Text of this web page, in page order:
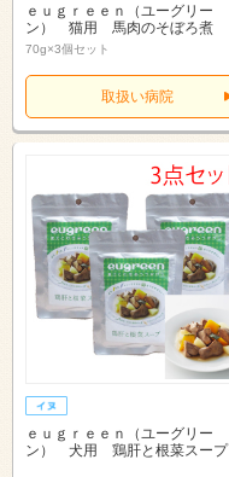
ｅｕｇｒｅｅｎ（ユーグリー
ン） 猫用 馬肉のそぼろ煮
70g×3個セット
取扱い病院
ｅｕｇｒｅｅｎ（ユーグリー
ン） 犬用 鶏肝と根菜スープ